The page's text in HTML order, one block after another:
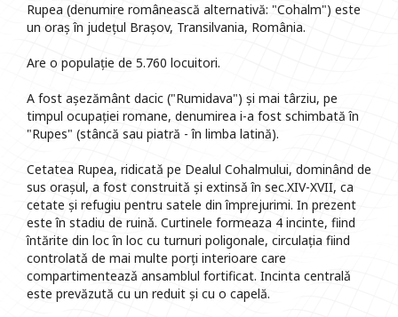
Rupea (denumire românească alternativă: "Cohalm") este
un oraș în județul Brașov, Transilvania, România.
Are o populație de 5.760 locuitori.
A fost așezământ dacic ("Rumidava") și mai târziu, pe
timpul ocupației romane, denumirea i-a fost schimbată în
"Rupes" (stâncă sau piatră - în limba latină).
Cetatea Rupea, ridicatǎ pe Dealul Cohalmului, dominând de
sus orașul, a fost construitǎ și extinsǎ în sec.XIV-XVII, ca
cetate și refugiu pentru satele din împrejurimi. In prezent
este în stadiu de ruinǎ. Curtinele formeaza 4 incinte, fiind
întărite din loc în loc cu turnuri poligonale, circulația fiind
controlatǎ de mai multe porți interioare care
compartimenteazǎ ansamblul fortificat. Incinta centralǎ
este prevăzută cu un reduit și cu o capelă.